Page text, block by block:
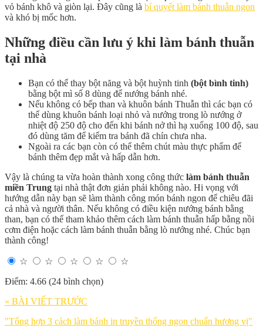
vỏ bánh khô và giòn lại. Đây cũng là bí quyết làm bánh thuẫn ngon
và khó bị mốc hơn.
Những điều cần lưu ý khi làm bánh thuẫn
tại nhà
Bạn có thể thay bột năng và bột huỳnh tinh (bột bình tinh)
bằng bột mì số 8 dùng để nướng bánh nhé.
Nếu không có bếp than và khuôn bánh Thuẫn thì các bạn có
thể dùng khuôn bánh loại nhỏ và nướng trong lò nướng ở
nhiệt độ 250 độ cho đến khi bánh nở thì hạ xuống 100 độ, sau
đó dùng tăm để kiểm tra bánh đã chín chưa nha.
Ngoài ra các bạn còn có thể thêm chút màu thực phẩm để
bánh thêm đẹp mắt và hấp dẫn hơn.
Vậy là chúng ta vừa hoàn thành xong công thức làm bánh thuẫn
miền Trung tại nhà thật đơn giản phải không nào. Hi vọng với
hướng dẫn này bạn sẽ làm thành công món bánh ngon để chiêu đãi
cả nhà và người thân. Nếu không có điều kiện nướng bánh bằng
than, bạn có thể tham khảo thêm cách làm bánh thuẫn hấp bằng nồi
cơm điện hoặc cách làm bánh thuẫn bằng lò nướng nhé. Chúc bạn
thành công!
☆ ☆ ☆ ☆
☆
Điểm: 4.66 (24 bình chọn)
« BÀI VIẾT TRƯỚC
"Tổng hợp 3 cách làm bánh in truyền thống ngon chuẩn hương vị"